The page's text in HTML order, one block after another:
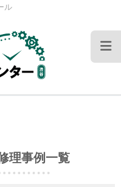
ル
理事例一覧